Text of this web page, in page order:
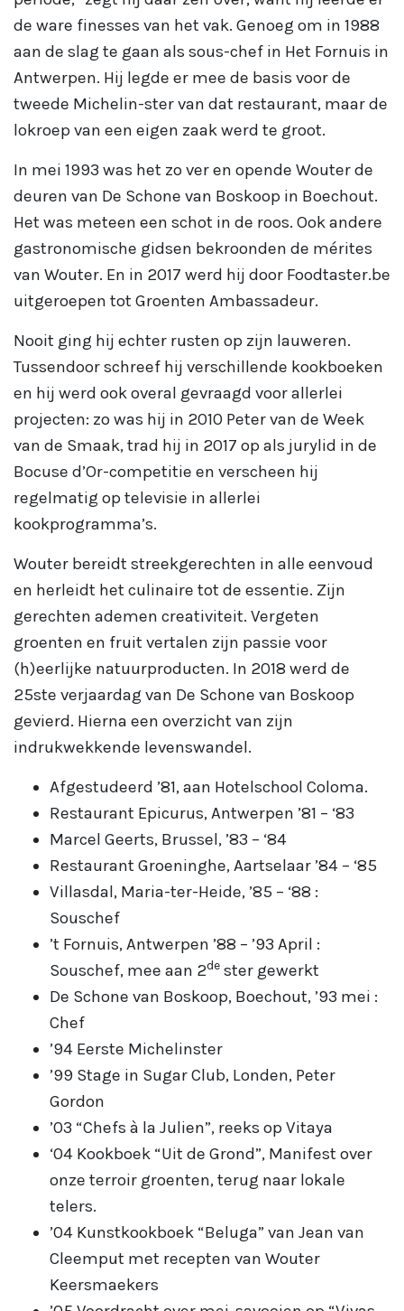
de ware finesses van het vak. Genoeg om in 1988
aan de slag te gaan als sous-chef in Het Fornuis in
Antwerpen. Hij legde er mee de basis voor de
tweede Michelin-ster van dat restaurant, maar de
lokroep van een eigen zaak werd te groot.
In mei 1993 was het zo ver en opende Wouter de
deuren van De Schone van Boskoop in Boechout.
Het was meteen een schot in de roos. Ook andere
gastronomische gidsen bekroonden de mérites
van Wouter. En in 2017 werd hij door Foodtaster.be
uitgeroepen tot Groenten Ambassadeur.
Nooit ging hij echter rusten op zijn lauweren.
Tussendoor schreef hij verschillende kookboeken
en hij werd ook overal gevraagd voor allerlei
projecten: zo was hij in 2010 Peter van de Week
van de Smaak, trad hij in 2017 op als jurylid in de
Bocuse d’Or-competitie en verscheen hij
regelmatig op televisie in allerlei
kookprogramma’s.
Wouter bereidt streekgerechten in alle eenvoud
en herleidt het culinaire tot de essentie. Zijn
gerechten ademen creativiteit. Vergeten
groenten en fruit vertalen zijn passie voor
(h)eerlijke natuurproducten. In 2018 werd de
25ste verjaardag van De Schone van Boskoop
gevierd. Hierna een overzicht van zijn
indrukwekkende levenswandel.
Afgestudeerd ’81, aan Hotelschool Coloma.
Restaurant Epicurus, Antwerpen ’81 – ‘83
Marcel Geerts, Brussel, ’83 – ‘84
Restaurant Groeninghe, Aartselaar ’84 – ‘85
Villasdal, Maria-ter-Heide, ’85 – ‘88 :
Souschef
’t Fornuis, Antwerpen ’88 – ’93 April :
Souschef, mee aan 2de ster gewerkt
De Schone van Boskoop, Boechout, ’93 mei :
Chef
’94 Eerste Michelinster
’99 Stage in Sugar Club, Londen, Peter
Gordon
’03 “Chefs à la Julien”, reeks op Vitaya
‘04 Kookboek “Uit de Grond”, Manifest over
onze terroir groenten, terug naar lokale
telers.
’04 Kunstkookboek “Beluga” van Jean van
Cleemput met recepten van Wouter
Keersmaekers